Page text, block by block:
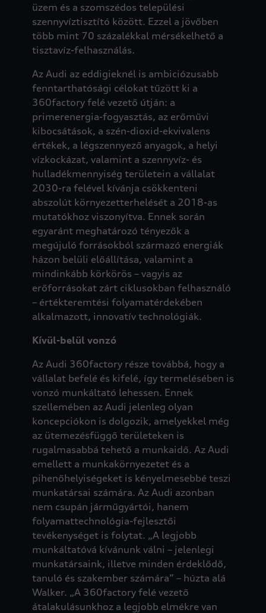
üzem és a szomszédos települési
szennyvíztisztító között. Ezzel a jövőben
több mint 70 százalékkal mérsékelhető a
tisztavíz-felhasználás.
Az Audi az eddigieknél is ambiciózusabb
fenntarthatósági célokat tűzött ki a
360factory felé vezető útján: a
primerenergia-fogyasztás, az erőművi
kibocsátások, a szén-dioxid-ekvivalens
értékek, a légszennyező anyagok, a helyi
vízkockázat, valamint a szennyvíz- és
hulladékmennyiség területein a vállalat
2030-ra felével kívánja csökkenteni
abszolút környezetterhelését a 2018-as
mutatókhoz viszonyítva. Ennek során
egyaránt meghatározó tényezők a
megújuló forrásokból származó energiák
házon belüli előállítása, valamint a
mindinkább körkörös – vagyis az
erőforrásokat zárt ciklusokban felhasználó
– értékteremtési folyamatérdekében
alkalmazott, innovatív technológiák.
Kívül-belül vonzó
Az Audi 360factory része továbbá, hogy a
vállalat befelé és kifelé, így termelésében is
vonzó munkáltató lehessen. Ennek
szellemében az Audi jelenleg olyan
koncepciókon is dolgozik, amelyekkel még
az ütemezésfüggő területeken is
rugalmasabbá tehető a munkaidő. Az Audi
emellett a munkakörnyezetet és a
pihenőhelyiségeket is kényelmesebbé teszi
munkatársai számára. Az Audi azonban
nem csupán járműgyártói, hanem
folyamattechnológia-fejlesztői
tevékenységet is folytat. „A legjobb
munkáltatóvá kívánunk válni – jelenlegi
munkatársaink, illetve minden érdeklődő,
tanuló és szakember számára” – húzta alá
Walker. „A 360factory felé vezető
átalakulásunkhoz a legjobb elmékre van